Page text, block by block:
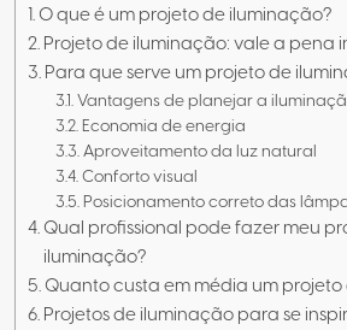
O que é um projeto de iluminação?
Projeto de iluminação: vale a pena
Para que serve um projeto de
Vantagens de planejar a
Economia de energia
Aproveitamento da luz natural
Conforto visual
Posicionamento correto das
Qual profissional pode fazer meu
iluminação?
Quanto custa em média um
Projetos de iluminação para se